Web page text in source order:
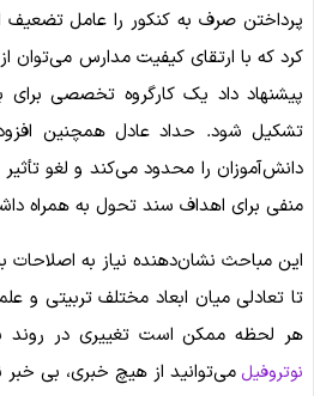
پرداختن صرف به کنکور را عامل تضعیف
کرد که با ارتقای کیفیت مدارس می‌توان
پیشنهاد داد یک کارگروه تخصصی برای
تشکیل شود. حداد عادل همچنین
دانش‌آموزان را محدود می‌کند و لغو
منفی برای اهداف سند تحول به همراه
این مباحث نشان‌دهنده نیاز به اصلاحات
تا تعادلی میان ابعاد مختلف تربیتی و
هر لحظه ممکن است تغییری در روند
نوتروفیلمی‌توانید از هیچ خبری، بی خبر